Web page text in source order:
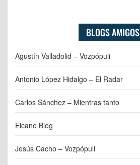
BLOGS AMIGOS
Agustín Valladolid – Vozpópuli
Antonio López Hidalgo – El Radar
Carlos Sánchez – Mientras tanto
Elcano Blog
Jesús Cacho – Vozpópuli